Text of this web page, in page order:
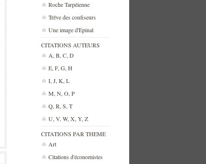
Roche Tarpéienne
Trêve des confiseurs
Une image d'Epinal
CITATIONS AUTEURS
A, B, C, D
E, F, G, H
I, J, K, L
M, N, O, P
Q, R, S, T
U, V, W, X, Y, Z
CITATIONS PAR THEME
Art
Citations d'économistes